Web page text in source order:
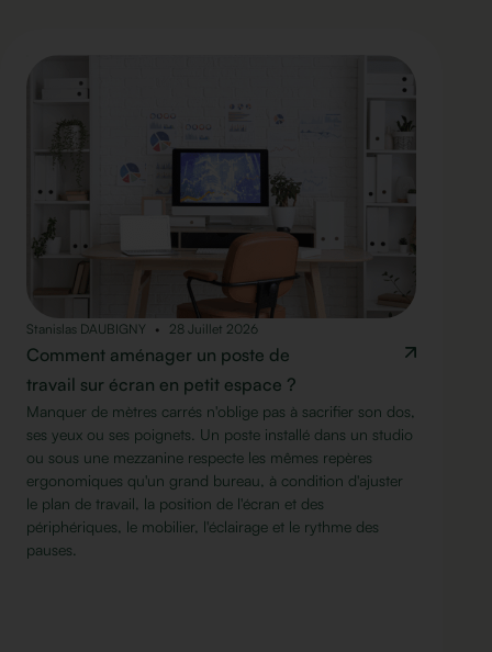
Stanislas DAUBIGNY 28 Juillet 2026
Comment aménager un poste de
travail sur écran en petit espace ?
Manquer de mètres carrés n'oblige pas à sacrifier son dos,
ses yeux ou ses poignets. Un poste installé dans un studio
ou sous une mezzanine respecte les mêmes repères
ergonomiques qu'un grand bureau, à condition d'ajuster
le plan de travail, la position de l'écran et des
périphériques, le mobilier, l'éclairage et le rythme des
pauses.